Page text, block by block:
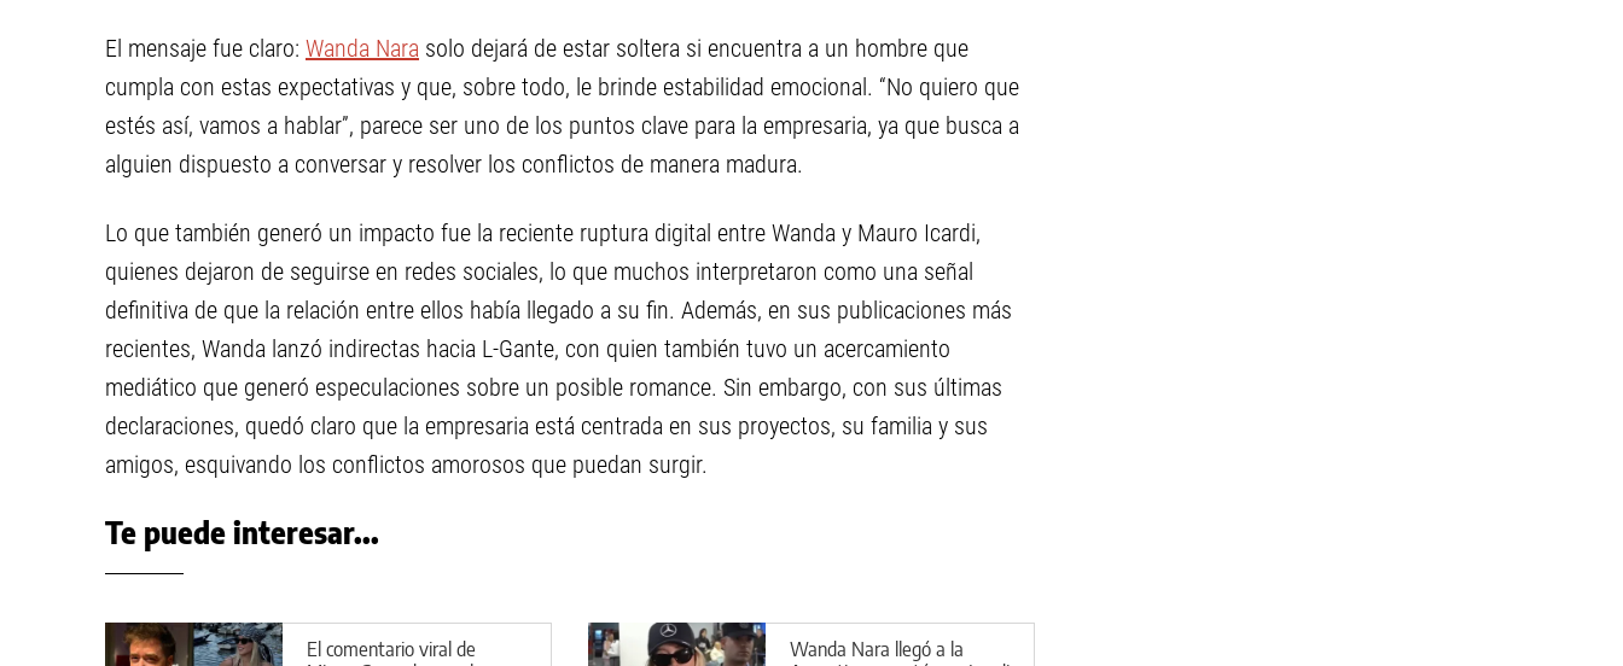
El mensaje fue claro: Wanda Nara solo dejará de estar soltera si encuentra a un hombre que
cumpla con estas expectativas y que, sobre todo, le brinde estabilidad emocional. “No quiero que
estés así, vamos a hablar”, parece ser uno de los puntos clave para la empresaria, ya que busca a
alguien dispuesto a conversar y resolver los conflictos de manera madura.
Lo que también generó un impacto fue la reciente ruptura digital entre Wanda y Mauro Icardi,
quienes dejaron de seguirse en redes sociales, lo que muchos interpretaron como una señal
definitiva de que la relación entre ellos había llegado a su fin. Además, en sus publicaciones más
recientes, Wanda lanzó indirectas hacia L-Gante, con quien también tuvo un acercamiento
mediático que generó especulaciones sobre un posible romance. Sin embargo, con sus últimas
declaraciones, quedó claro que la empresaria está centrada en sus proyectos, su familia y sus
amigos, esquivando los conflictos amorosos que puedan surgir.
Te puede interesar...
El comentario viral de
Wanda Nara llegó a la